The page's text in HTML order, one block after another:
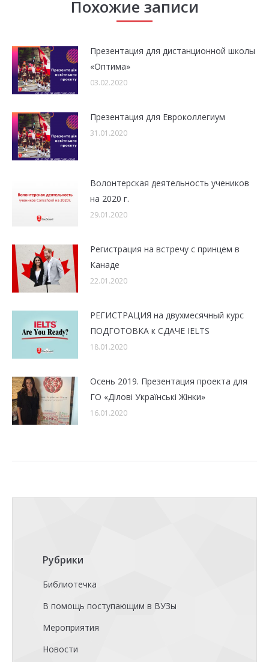
Похожие записи
Презентация для дистанционной школы
«Оптима»
03.02.2020
Презентация для Евроколлегиум
31.01.2020
Волонтерская деятельность учеников
на 2020 г.
29.01.2020
Регистрация на встречу с принцем в
Канаде
22.01.2020
РЕГИСТРАЦИЯ на двухмесячный курс
ПОДГОТОВКА к СДАЧЕ IELTS
18.01.2020
Осень 2019. Презентация проекта для
ГО «Ділові Українські Жінки»
16.01.2020
Рубрики
Библиотечка
В помощь поступающим в ВУЗы
Мероприятия
Новости